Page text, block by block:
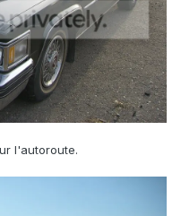
l'autoroute.